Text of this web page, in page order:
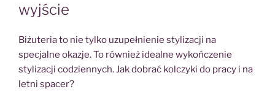
wyjście
Biżuteria to nie tylko uzupełnienie stylizacji na
specjalne okazje. To również idealne wykończenie
stylizacji codziennych. Jak dobrać kolczyki do pracy i na
letni spacer?